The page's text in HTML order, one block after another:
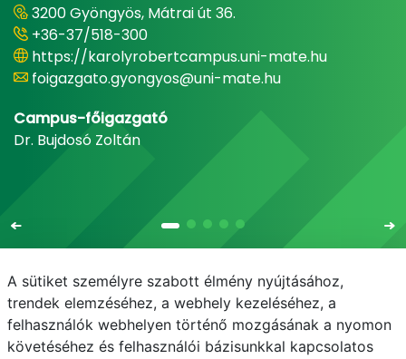
3200 Gyöngyös, Mátrai út 36.
+36-37/518-300
https://karolyrobertcampus.uni-mate.hu
foigazgato.gyongyos@uni-mate.hu
Campus-főigazgató
Dr. Bujdosó Zoltán
E-mail Telefonkönyv NEPTUN E-learning
A sütiket személyre szabott élmény nyújtásához,
trendek elemzéséhez, a webhely kezeléséhez, a
felhasználók webhelyen történő mozgásának a nyomon
követéséhez és felhasználói bázisunkkal kapcsolatos